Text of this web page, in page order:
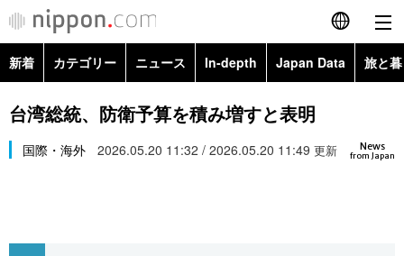
English
简体字
繁體字
新着 カテゴリー ニュース In-depth Japan Data 旅と
政治・外交
経済・ビジネス
社会
Images
台湾総統、防衛予算を積み増すと表明
News
from Japan
国際・海外 2026.05.20 11:32 / 2026.05.20 11:49 更新